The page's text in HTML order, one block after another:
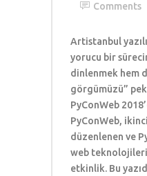
Comments
Artistanbul
yorucu bir
dinlenmek hem
görgümüzü”
PyConWeb
PyConWeb,
düzenlenen ve
web
etkinlik. Bu